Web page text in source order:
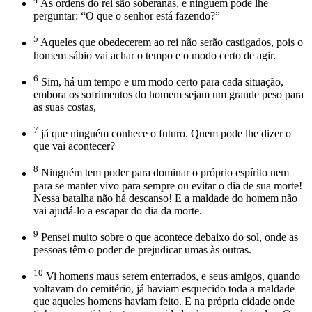
As ordens do rei são soberanas, e ninguém pode lhe
perguntar: “O que o senhor está fazendo?”
5 Aqueles que obedecerem ao rei não serão castigados, pois o
homem sábio vai achar o tempo e o modo certo de agir.
6 Sim, há um tempo e um modo certo para cada situação,
embora os sofrimentos do homem sejam um grande peso para
as suas costas,
7 já que ninguém conhece o futuro. Quem pode lhe dizer o
que vai acontecer?
8 Ninguém tem poder para dominar o próprio espírito nem
para se manter vivo para sempre ou evitar o dia de sua morte!
Nessa batalha não há descanso! E a maldade do homem não
vai ajudá-lo a escapar do dia da morte.
9 Pensei muito sobre o que acontece debaixo do sol, onde as
pessoas têm o poder de prejudicar umas às outras.
10 Vi homens maus serem enterrados, e seus amigos, quando
voltavam do cemitério, já haviam esquecido toda a maldade
que aqueles homens haviam feito. E na própria cidade onde